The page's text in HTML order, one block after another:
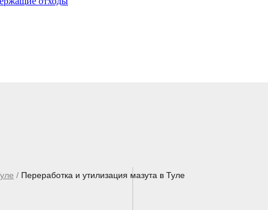
/ Переработка и утилизация мазута в Туле